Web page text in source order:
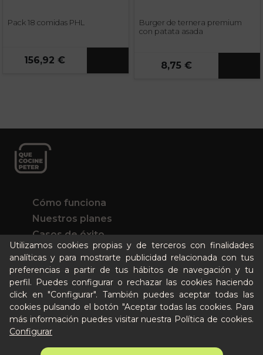
Pack 18 comidas PHL
156,92 €
Burger de ternera premium
con patata asada
8,75 €
Utilizamos cookies propias y de terceros con finalidades
analíticas y para mostrarte publicidad relacionada con tus
preferencias a partir de tus hábitos de navegación y tu
perfil. Puedes configurar o rechazar las cookies haciendo
click en "Configurar". También puedes aceptar todas las
cookies pulsando el botón "Aceptar todas las cookies. Para
más información puedes visitar nuestra Política de cookies.
Configurar
Cómo funciona
Nuestros planes
Casos de éxito
Soy un particular
Quién es Peter
Recursos / Blog
Cultura
Llámanos al 644 52 51 02